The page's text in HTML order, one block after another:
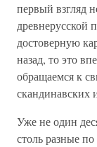
первый взгляд
древнерусской
достоверную
назад, то это
обращаемся к
скандинавских
Уже не один
столь разные